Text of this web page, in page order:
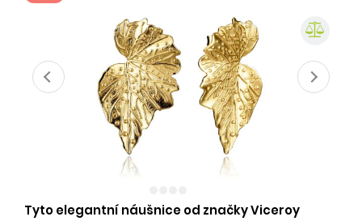
Tyto elegantní náušnice od značky Viceroy